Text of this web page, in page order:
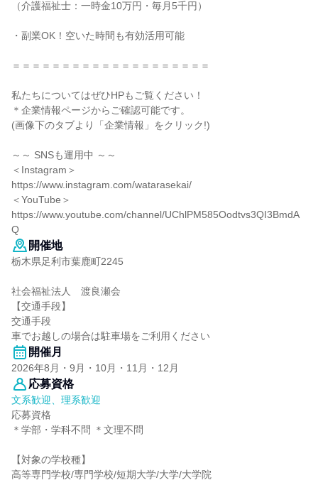
（介護福祉士：一時金10万円・毎月5千円）
・副業OK！空いた時間も有効活用可能
＝＝＝＝＝＝＝＝＝＝＝＝＝＝＝＝＝＝＝＝
私たちについてはぜひHPもご覧ください！
＊企業情報ページからご確認可能です。
(画像下のタブより「企業情報」をクリック!)
～～ SNSも運用中 ～～
＜Instagram＞
https://www.instagram.com/watarasekai/
＜YouTube＞
https://www.youtube.com/channel/UChlPM585Oodtvs3QI3BmdA
Q
開催地
栃木県足利市葉鹿町2245
社会福祉法人 渡良瀬会
【交通手段】
交通手段
車でお越しの場合は駐車場をご利用ください
開催月
2026年8月・9月・10月・11月・12月
応募資格
文系歓迎、理系歓迎
応募資格
＊学部・学科不問 ＊文理不問
【対象の学校種】
高等専門学校/専門学校/短期大学/大学/大学院